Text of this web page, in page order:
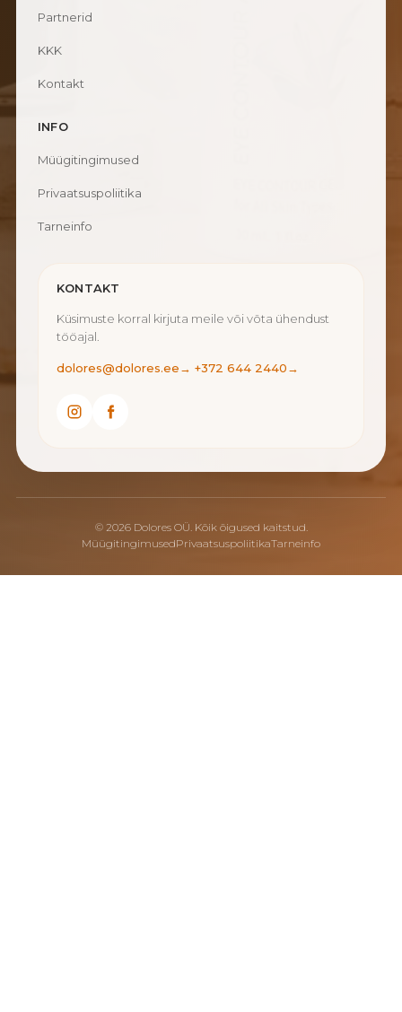
Partnerid
KKK
Kontakt
INFO
Müügitingimused
Privaatsuspoliitika
Tarneinfo
KONTAKT
Küsimuste korral kirjuta meile või võta ühendust
tööajal.
dolores@dolores.ee→ +372 644 2440→
© 2026 Dolores OÜ. Kõik õigused kaitstud.
MüügitingimusedPrivaatsuspoliitikaTarneinfo